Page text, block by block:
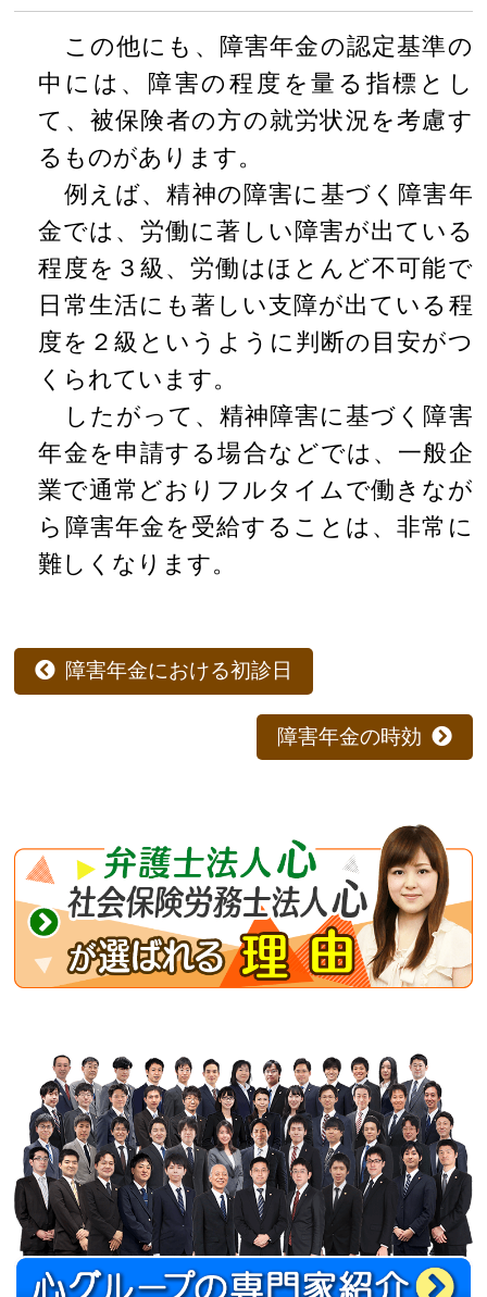
この他にも、障害年金の認定基準の
中には、障害の程度を量る指標とし
て、被保険者の方の就労状況を考慮す
るものがあります。
例えば、精神の障害に基づく障害年
金では、労働に著しい障害が出ている
程度を３級、労働はほとんど不可能で
日常生活にも著しい支障が出ている程
度を２級というように判断の目安がつ
くられています。
したがって、精神障害に基づく障害
年金を申請する場合などでは、一般企
業で通常どおりフルタイムで働きなが
ら障害年金を受給することは、非常に
難しくなります。
障害年金における初診日
障害年金の時効